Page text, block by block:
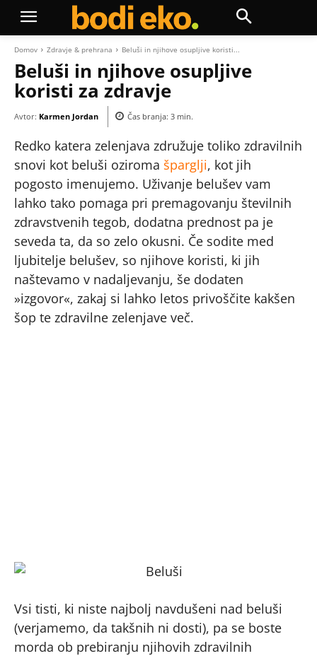
Domov Zdravje & prehrana Beluši in njihove osupljive koristi...
Beluši in njihove osupljive
koristi za zdravje
Avtor: Karmen Jordan Čas branja: 3 min.
Redko katera zelenjava združuje toliko zdravilnih
snovi kot beluši oziroma šparglji, kot jih
pogosto imenujemo. Uživanje belušev vam
lahko tako pomaga pri premagovanju številnih
zdravstvenih tegob, dodatna prednost pa je
seveda ta, da so zelo okusni. Če sodite med
ljubitelje belušev, so njihove koristi, ki jih
naštevamo v nadaljevanju, še dodaten
»izgovor«, zakaj si lahko letos privoščite kakšen
šop te zdravilne zelenjave več.
Vsi tisti, ki niste najbolj navdušeni nad beluši
(verjamemo, da takšnih ni dosti), pa se boste
morda ob prebiranju njihovih zdravilnih